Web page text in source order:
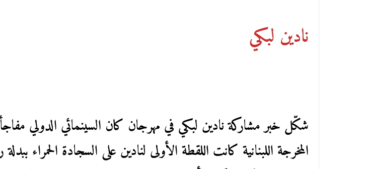
نادين لبكي
شكّل خبر مشاركة نادين لبكي في مهرجان كان السينمائي الدولي
المخرجة اللبنانية كانت اللقطة الأولى لنادين على السجادة الحمراء